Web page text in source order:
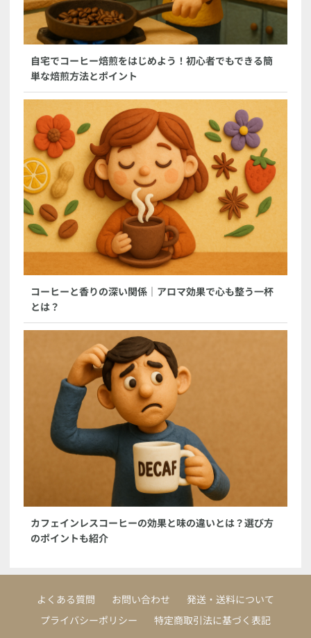
自宅でコーヒー焙煎をはじめよう！初心者でもできる簡
単な焙煎方法とポイント
コーヒーと香りの深い関係｜アロマ効果で心も整う一杯
とは？
カフェインレスコーヒーの効果と味の違いとは？選び方
のポイントも紹介
よくある質問 お問い合わせ
発送・送料について
プライバシーポリシー
特定商取引法に基づく表記